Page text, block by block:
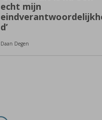
echt mijn
d’
Daan Degen